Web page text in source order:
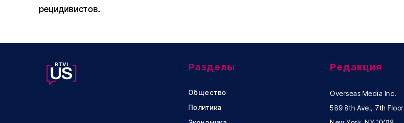
рецидивистов.
Разделы
Общество
Политика
Редакция
Overseas Media Inc.
589 8th Ave., 7th Floor